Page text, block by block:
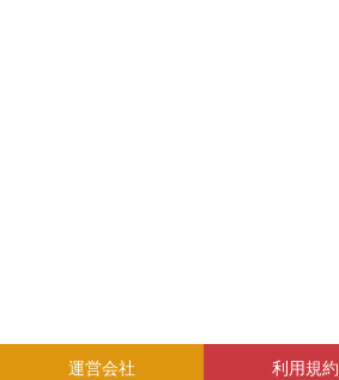
運営会社 利用規約